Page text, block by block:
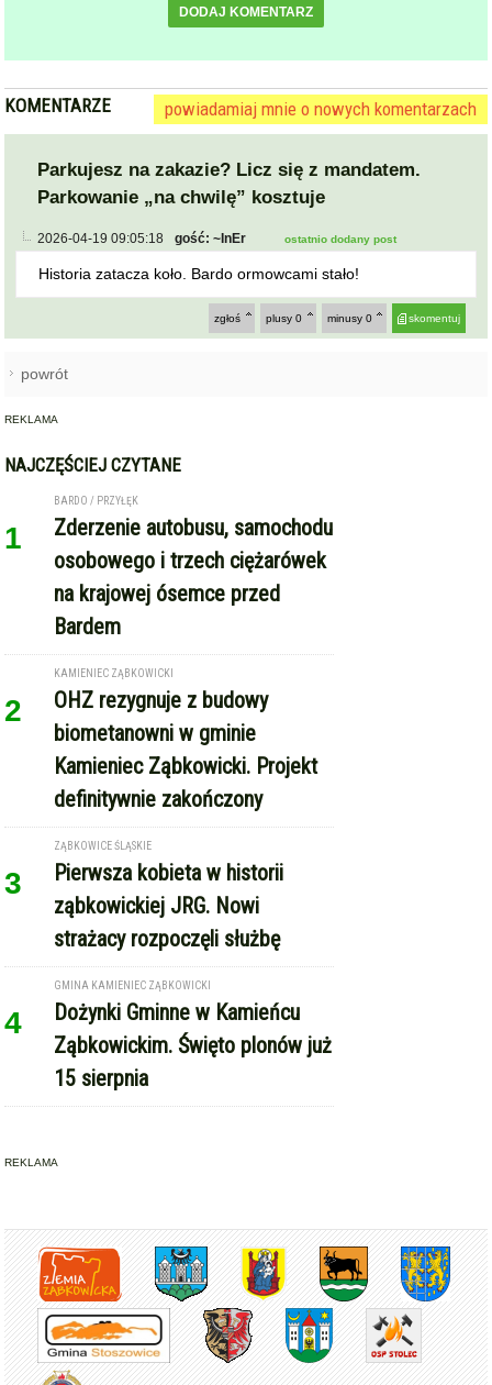
DODAJ KOMENTARZ
KOMENTARZE powiadamiaj mnie o nowych komentarzach
Parkujesz na zakazie? Licz się z mandatem.
Parkowanie „na chwilę” kosztuje
2026-04-19 09:05:18 gość: ~InEr ostatnio dodany post
Historia zatacza koło. Bardo ormowcami stało!
skomentuj
minusy 0
plusy 0
zgłoś
powrót
REKLAMA
NAJCZĘŚCIEJ CZYTANE
1
BARDO / PRZYŁĘK
Zderzenie autobusu, samochodu
osobowego i trzech ciężarówek
na krajowej ósemce przed
Bardem
2
KAMIENIEC ZĄBKOWICKI
OHZ rezygnuje z budowy
biometanowni w gminie
Kamieniec Ząbkowicki. Projekt
definitywnie zakończony
3
ZĄBKOWICE ŚLĄSKIE
Pierwsza kobieta w historii
ząbkowickiej JRG. Nowi
strażacy rozpoczęli służbę
4
GMINA KAMIENIEC ZĄBKOWICKI
Dożynki Gminne w Kamieńcu
Ząbkowickim. Święto plonów już
15 sierpnia
REKLAMA